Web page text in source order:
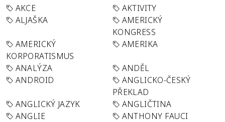
AKCE
AKTIVITY
ALJAŠKA
AMERICKÝ
KONGRESS
AMERICKÝ
KORPORATISMUS
AMERIKA
ANALÝZA
ANDĚL
ANDROID
ANGLICKO-ČESKÝ
PŘEKLAD
ANGLICKÝ JAZYK
ANGLIČTINA
ANGLIE
ANTHONY FAUCI